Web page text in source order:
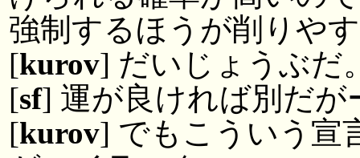
強制するほうが削りや
[kurov] だいじょうぶだ
[sf] 運が良ければ別だが
[kurov] でもこういう宣